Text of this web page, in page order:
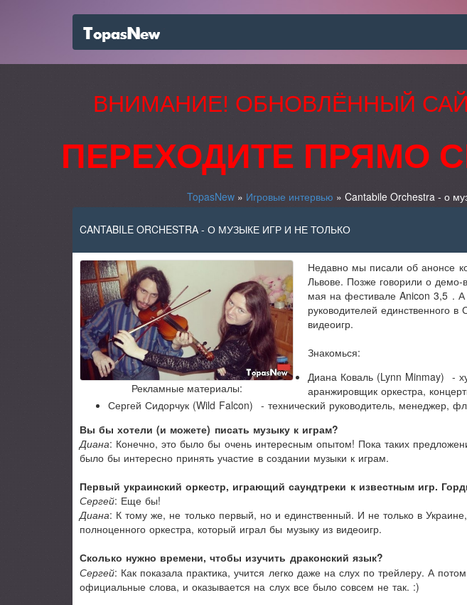
ВНИМАНИЕ! ОБНОВЛЁННЫЙ
ПЕРЕХОДИТЕ ПРЯМО
TopasNew » Игровые интервью » Cantabile Orchestra - о
CANTABILE ORCHESTRA - О МУЗЫКЕ ИГР И НЕ ТОЛЬКО
Рекламные материалы:
Недавно мы писали об анонсе
Львове. Позже говорили о демо-
мая на фестивале Anicon 3,5 .
руководителей единственного
видеоигр.
Знакомься:
Диана Коваль (Lynn Minmay) -
аранжировщик оркестра,
Сергей Сидорчук (Wild Falcon) - технический руководитель, менеджер,
Вы бы хотели (и можете) писать музыку к играм?
Диана: Конечно, это было бы очень интересным опытом! Пока таких
было бы интересно принять участие в создании музыки к играм.
Первый украинский оркестр, играющий саундтреки к известным игр.
Сергей: Еще бы!
Диана: К тому же, не только первый, но и единственный. И не только в
полноценного оркестра, который играл бы музыку из видеоигр.
Сколько нужно времени, чтобы изучить драконский язык?
Сергей: Как показала практика, учится легко даже на слух по трейлеру. А
официальные слова, и оказывается на слух все было совсем не так. :)